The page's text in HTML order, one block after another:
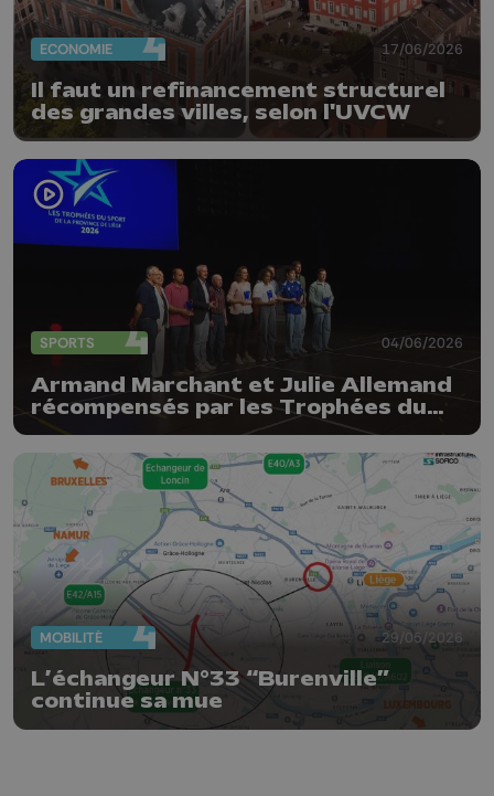
ECONOMIE 17/06/2026
Il faut un refinancement structurel
des grandes villes, selon l'UVCW
SPORTS 04/06/2026
Armand Marchant et Julie Allemand
récompensés par les Trophées du
sport de la Province de Liège
MOBILITÉ 29/05/2026
L’échangeur N°33 “Burenville”
continue sa mue